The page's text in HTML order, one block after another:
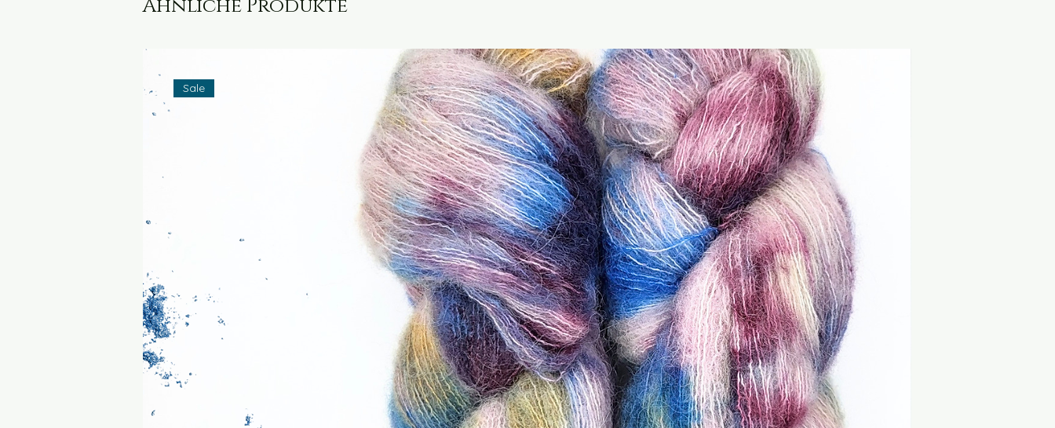
Dieses Produkt ist zur textilen Verarbeitung
bestimmt. Garne eignen sich insbesondere zum
Stricken, Häkeln und Weben. Spinnfasern sind
zum Handspinnen und zur weiteren textilen
Verarbeitung vorgesehen.
Sicherheitshinweise:
Kein Spielzeug und nicht zum Verzehr geeignet.
Stränge, lose Fäden und
Verpackungsmaterialien von Babys und
Kleinkindern fernhalten. Kinder sollten das
Produkt nur unter Aufsicht verwenden. Von
offenem Feuer und starken Wärmequellen
fernhalten. Bitte beachte bei bekannten
Allergien oder Unverträglichkeiten die
angegebene Materialzusammensetzung sowie
sämtliche Pflege- und Verarbeitungshinweise.
Ähnliche Produkte
Sale